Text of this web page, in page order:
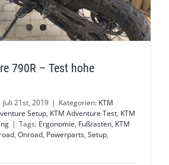
790R – Test hohe
Juli 21st, 2019 | Kategorien: KTM
Setup, KTM Adventure Test, KTM
| Tags: Ergonomie, Fußrasten, KTM
, Onroad, Powerparts, Setup,